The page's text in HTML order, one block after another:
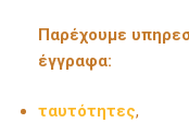
Παρέχουμε
έγγραφα:
ταυτότητες,